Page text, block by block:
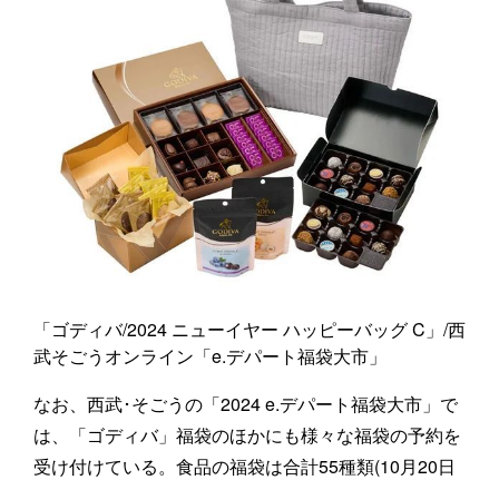
「ゴディバ/2024 ニューイヤー ハッピーバッグ C」/西
武そごうオンライン「e.デパート福袋大市」
なお、西武･そごうの「2024 e.デパート福袋大市」で
は、「ゴディバ」福袋のほかにも様々な福袋の予約を
受け付けている。食品の福袋は合計55種類(10月20日